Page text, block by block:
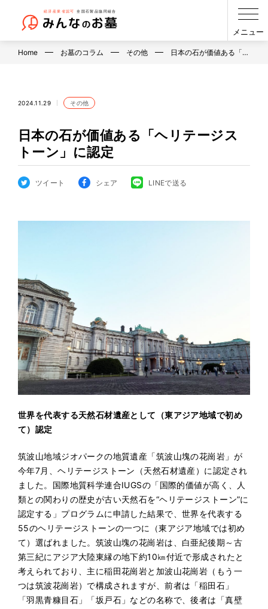
メニュー
Home お墓のコラム その他 日本の石が価値ある「…
2024.11.29 その他
日本の石が価値ある「ヘリテージス
トーン」に認定
ツイート シェア LINEで送る
世界を代表する天然石材遺産として（東アジア地域で初め
て）認定
筑波山地域ジオパークの地質遺産「筑波山塊の花崗岩」が
今年7月、ヘリテージストーン（天然石材遺産）に認定され
ました。国際地質科学連合IUGSの「国際的価値が高く、人
類との関わりの歴史が古い天然石を“ヘリテージストーン”に
認定する」プログラムに申請した結果で、世界を代表する
55のヘリテージストーンの一つに（東アジア地域では初め
て）選ばれました。筑波山塊の花崗岩は、白亜紀後期～古
第三紀にアジア大陸東縁の地下約10㎞付近で形成されたと
考えられており、主に稲田花崗岩と加波山花崗岩（もう一
つは筑波花崗岩）で構成されますが、前者は「稲田石」
「羽黒青糠目石」「坂戸石」などの名称で、後者は「真壁